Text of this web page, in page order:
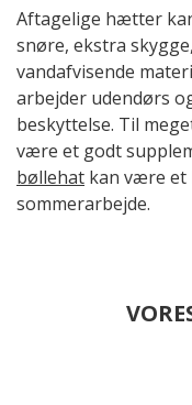
Aftagelige hætter
snøre, ekstra
vandafvisende
arbejder udendørs
beskyttelse. Til
være et godt
bøllehat kan være et
sommerarbejde.